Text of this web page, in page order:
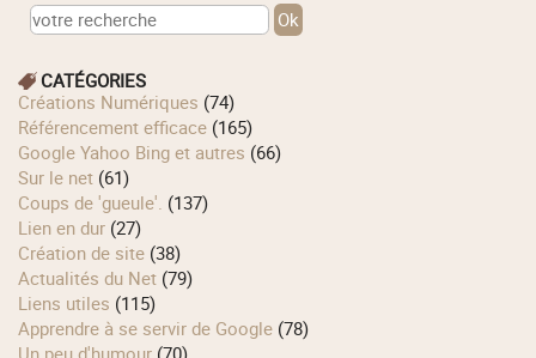
CATÉGORIES
Créations Numériques (74)
Référencement efficace (165)
Google Yahoo Bing et autres (66)
Sur le net (61)
Coups de 'gueule'. (137)
Lien en dur (27)
Création de site (38)
Actualités du Net (79)
Liens utiles (115)
Apprendre à se servir de Google (78)
Un peu d'humour (70)